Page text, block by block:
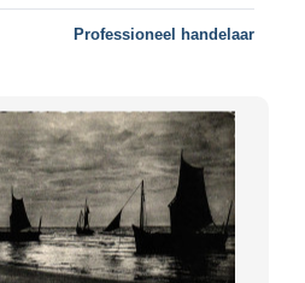
Professioneel handelaar